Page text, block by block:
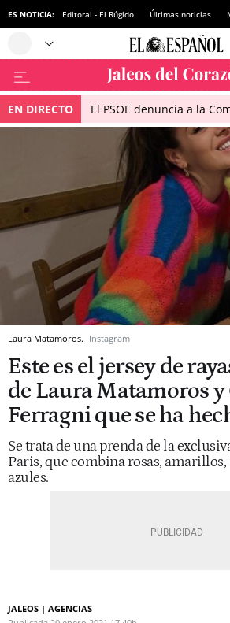
ES NOTICIA: Editoral - El Rúgido Últimas noticias
EN DIRECTO El PSOE denuncia a la
Laura Matamoros. Instagram
Este es el jersey de
de Laura Matamoros
Ferragni que se ha
Se trata de una prenda de la
Paris, que combina rosas, amarillos,
azules.
JALEOS | AGENCIAS